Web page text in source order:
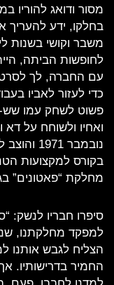
מסור ודואג להוריו
בחלקו, ידע להעריך
משבר וקושי בשנות
לחופשות הביתה,
עם החברה, לך
כדי לעזור לאביו
פשוט לשחק עמו
ואחיו ולשוחח על
נובמבר
בקורס למקצועות
מחלקת “פאטונים”
סיפרו חבריו לנשק:
למפקד מחלקתנו,
הצליח לגבש אותנו
החמיר בדרישותיו.